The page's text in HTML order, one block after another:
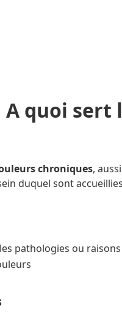
A quoi sert
chroniques,
duquel sont
pathologies ou